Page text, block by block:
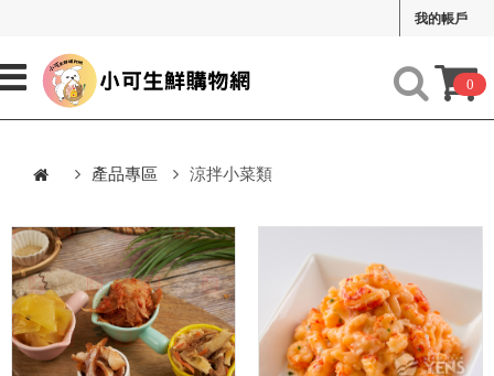
我的帳戶
0
產品專區 涼拌小菜類